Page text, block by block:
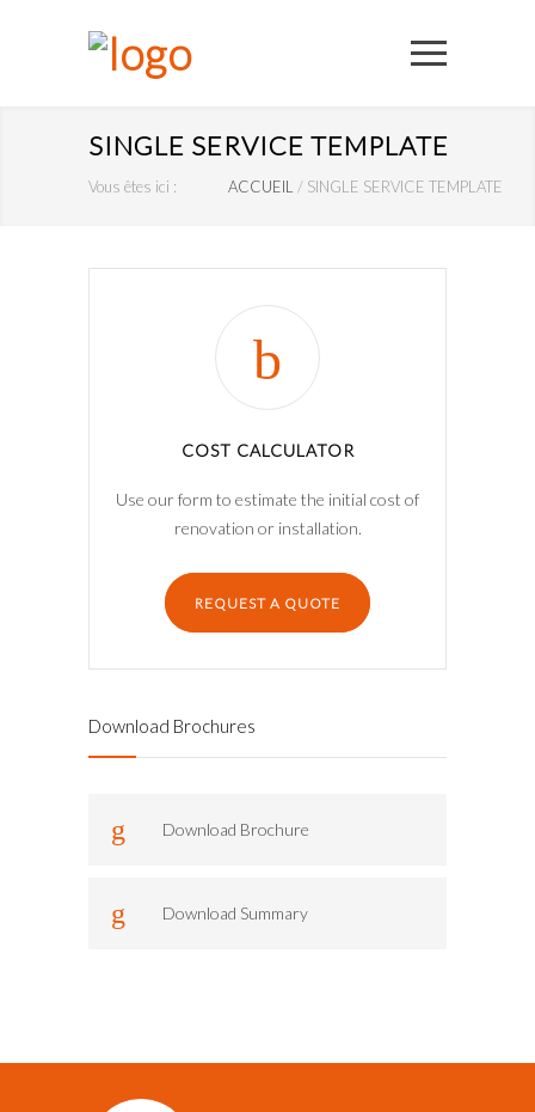
SINGLE SERVICE TEMPLATE
Vous êtes ici : ACCUEIL / SINGLE SERVICE TEMPLATE
COST CALCULATOR
Use our form to estimate the initial cost of
renovation or installation.
REQUEST A QUOTE
Download Brochures
Download Brochure
Download Summary